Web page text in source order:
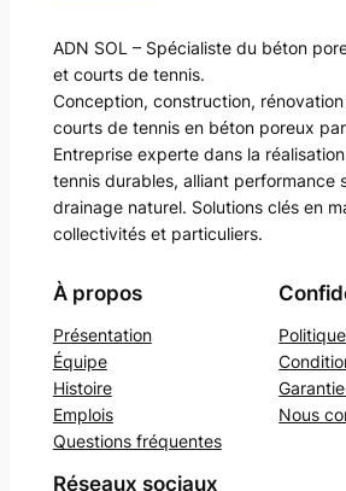
ADN SOL – Spécialiste du béton
et courts de tennis.
Conception, construction,
courts de tennis en béton poreux
Entreprise experte dans la
tennis durables, alliant performance
drainage naturel. Solutions clés en
collectivités et particuliers.
À propos
Présentation
Équipe
Histoire
Emplois
Questions fréquentes
Nous
Réseaux sociaux